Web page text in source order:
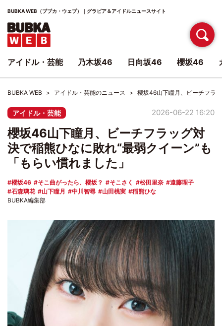
BUBKA WEB（ブブカ・ウェブ）｜グラビア＆アイドルニュースサイト
BUBKA WEB アイドル・芸能のニュース 櫻坂46山下瞳月、ビーチフラ
アイドル・芸能 2026-06-22 16:20
櫻坂46山下瞳月、ビーチフラッグ対
決で稲熊ひなに敗れ“最弱クイーン”も
「もらい慣れました」
櫻坂46 そこ曲がったら、櫻坂？ そこさく 松田里奈
遠藤理子
石森璃花
山下瞳月 中川智尋 山田桃実
稲熊ひな
BUBKA編集部
アイドル・芸能 乃木坂46 日向坂46 櫻坂46